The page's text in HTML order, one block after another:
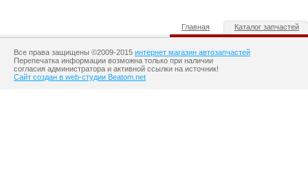
Главная Каталог запчастей
Все права защищены ©2009-2015 интернет магазин автозапчастей
Перепечатка информации возможна только при наличии
согласия администратора и активной ссылки на источник!
Сайт создан в web-студии Beatom.net